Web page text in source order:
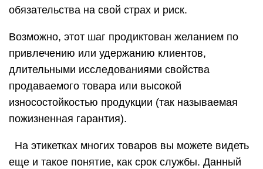
обязательства на свой страх и риск.
Возможно, этот шаг продиктован желанием по
привлечению или удержанию клиентов,
длительными исследованиями свойства
продаваемого товара или высокой
износостойкостью продукции (так называемая
пожизненная гарантия).
На этикетках многих товаров вы можете видеть
еще и такое понятие, как срок службы. Данный